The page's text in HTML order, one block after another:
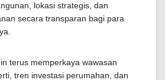
lokasi strategis, dan
secara transparan bagi para
terus memperkaya wawasan
tren investasi perumahan, dan